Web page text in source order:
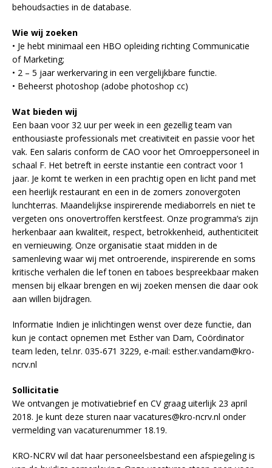
behoudsacties in de database.
Wie wij zoeken
• Je hebt minimaal een HBO opleiding richting Communicatie
of Marketing;
• 2 – 5 jaar werkervaring in een vergelijkbare functie.
• Beheerst photoshop (adobe photoshop cc)
Wat bieden wij
Een baan voor 32 uur per week in een gezellig team van
enthousiaste professionals met creativiteit en passie voor het
vak. Een salaris conform de CAO voor het Omroeppersoneel in
schaal F. Het betreft in eerste instantie een contract voor 1
jaar. Je komt te werken in een prachtig open en licht pand met
een heerlijk restaurant en een in de zomers zonovergoten
lunchterras. Maandelijkse inspirerende mediaborrels en niet te
vergeten ons onovertroffen kerstfeest. Onze programma’s zijn
herkenbaar aan kwaliteit, respect, betrokkenheid, authenticiteit
en vernieuwing. Onze organisatie staat midden in de
samenleving waar wij met ontroerende, inspirerende en soms
kritische verhalen die lef tonen en taboes bespreekbaar maken
mensen bij elkaar brengen en wij zoeken mensen die daar ook
aan willen bijdragen.
Informatie Indien je inlichtingen wenst over deze functie, dan
kun je contact opnemen met Esther van Dam, Coördinator
team leden, tel.nr. 035-671 3229, e-mail: esther.vandam@kro-
ncrv.nl
Sollicitatie
We ontvangen je motivatiebrief en CV graag uiterlijk 23 april
2018. Je kunt deze sturen naar vacatures@kro-ncrv.nl onder
vermelding van vacaturenummer 18.19.
KRO-NCRV wil dat haar personeelsbestand een afspiegeling is